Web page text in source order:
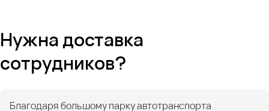
Нужна доставка
сотрудников?
Благодаря большому парку автотранспорта